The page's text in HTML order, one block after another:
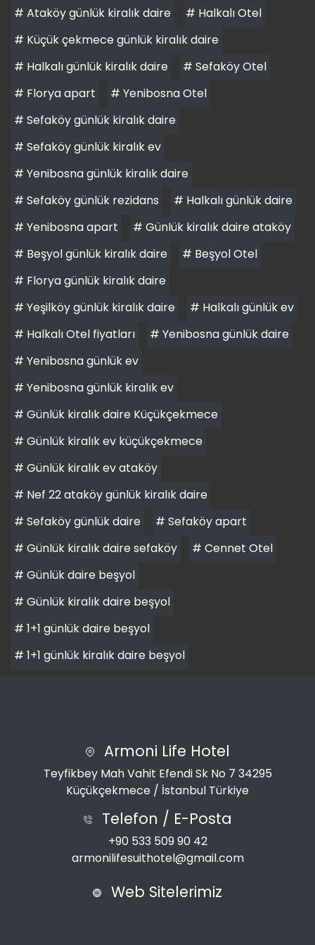
# Ataköy günlük kiralık daire
# Halkalı Otel
# Küçük çekmece günlük kiralık daire
# Halkalı günlük kiralık daire
# Sefaköy Otel
# Florya apart
# Yenibosna Otel
# Sefaköy günlük kiralık daire
# Sefaköy günlük kiralık ev
# Yenibosna günlük kiralık daire
# Sefaköy günlük rezidans
# Halkalı günlük daire
# Yenibosna apart
# Günlük kiralık daire ataköy
# Beşyol günlük kiralık daire
# Beşyol Otel
# Florya günlük kiralık daire
# Yeşilköy günlük kiralık daire
# Halkalı günlük ev
# Halkalı Otel fiyatları
# Yenibosna günlük daire
# Yenibosna günlük ev
# Yenibosna günlük kiralık ev
# Günlük kiralık daire Küçükçekmece
# Günlük kiralık ev küçükçekmece
# Günlük kiralık ev ataköy
# Nef 22 ataköy günlük kiralık daire
# Sefaköy günlük daire
# Sefaköy apart
# Günlük kiralık daire sefaköy
# Cennet Otel
# Günlük daire beşyol
# Günlük kiralık daire beşyol
# 1+1 günlük daire beşyol
# 1+1 günlük kiralık daire beşyol
Armoni Life Hotel
Teyfikbey Mah Vahit Efendi Sk No 7 34295
Küçükçekmece / İstanbul Türkiye
Telefon / E-Posta
+90 533 509 90 42
armonilifesuithotel@gmail.com
Web Sitelerimiz